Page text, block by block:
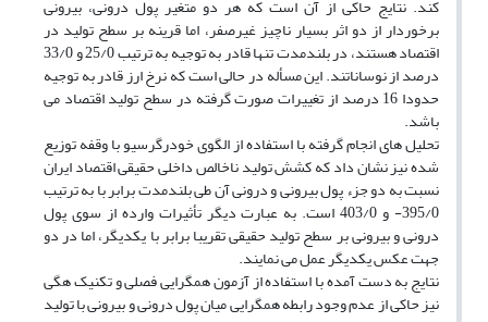
کند. نتایج حاکی از آن است که هر دو متغیر پول درونی، بیرونی
برخوردار از دو اثر بسیار ناچیز غیرصفر، اما قرینه بر سطح تولید در
اقتصاد هستند، در بلندمدت تنها قادر به توجیه به ترتیب 25/0 و 33/0
درصد از نوساناتند. این مسأله در حالی است که نرخ ارز قادر به توجیه
حدودا 16 درصد از تغییرات صورت گرفته در سطح تولید اقتصاد می
باشد.
تحلیل های انجام گرفته با استفاده از الگوی خودرگرسیو با وقفه توزیع
شده نیز نشان داد که کشش تولید ناخالص داخلی حقیقی اقتصاد ایران
نسبت به دو جزء پول بیرونی و درونی آن طی بلندمدت برابر با به ترتیب
395/0- و 403/0 است. به عبارت دیگر تأثیرات وارده از سوی پول
درونی و بیرونی بر سطح تولید حقیقی تقریبا برابر با یکدیگر، اما در دو
جهت عکس یکدیگر عمل می نمایند.
نتایج به دست آمده با استفاده از آزمون همگرایی فصلی و تکنیک هگی
نیز حاکی از عدم وجود رابطه همگرایی میان پول درونی و بیرونی با تولید